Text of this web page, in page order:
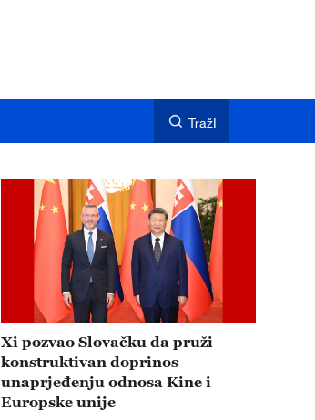
TražI
Xi pozvao Slovačku da pruži
konstruktivan doprinos
unaprjeđenju odnosa Kine i
Europske unije